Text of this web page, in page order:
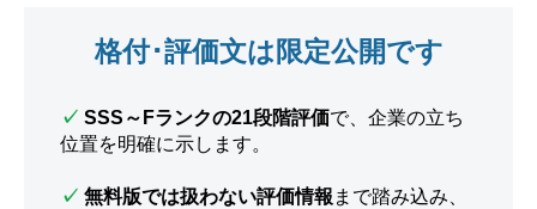
格付･評価文は限定公開です
✓ SSS～Fランクの21段階評価で、企業の立ち
位置を明確に示します。
✓ 無料版では扱わない評価情報 まで踏み込み、